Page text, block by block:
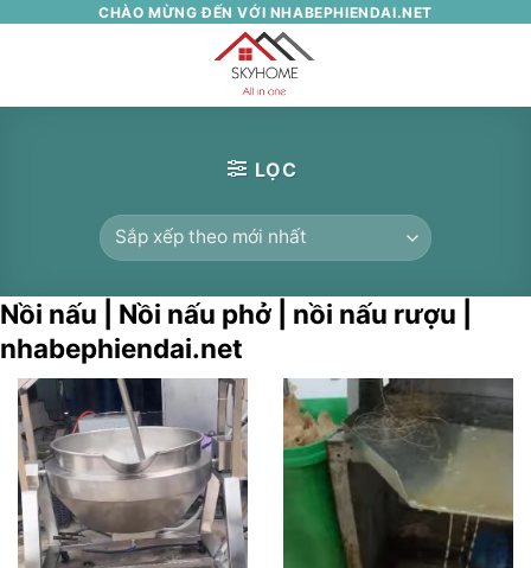
CHÀO MỪNG ĐẾN VỚI NHABEPHIENDAI.NET
LỌC
Nồi nấu | Nồi nấu phở | nồi nấu rượu |
nhabephiendai.net